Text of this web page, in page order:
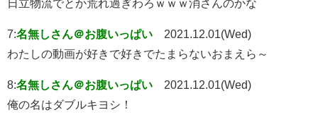
日立物流でとか荒れ過ぎわろｗｗｗ消さんのかな
7:名無しさん＠お腹いっぱい
2021.12.01(Wed)
わたしの動画が好きで好きでたまらないおまえら～
8:名無しさん＠お腹いっぱい
2021.12.01(Wed)
俺の名はダブルキヨシ！